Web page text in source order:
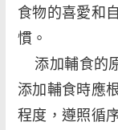
食物的喜愛和
慣。
添加輔食的
添加輔食時應
程度，遵照循